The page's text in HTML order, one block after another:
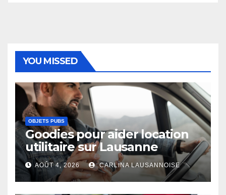
YOU MISSED
OBJETS PUBS
Goodies pour aider location
utilitaire sur Lausanne
AOÛT 4, 2026 CARLINA LAUSANNOISE